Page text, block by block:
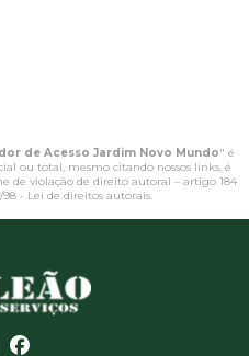
de Acesso Jardim Novo Mundo" é
ou total, mesmo citando nossos links, é
de violação de direito autoral – artigo 184
98 - Lei de direitos autorais